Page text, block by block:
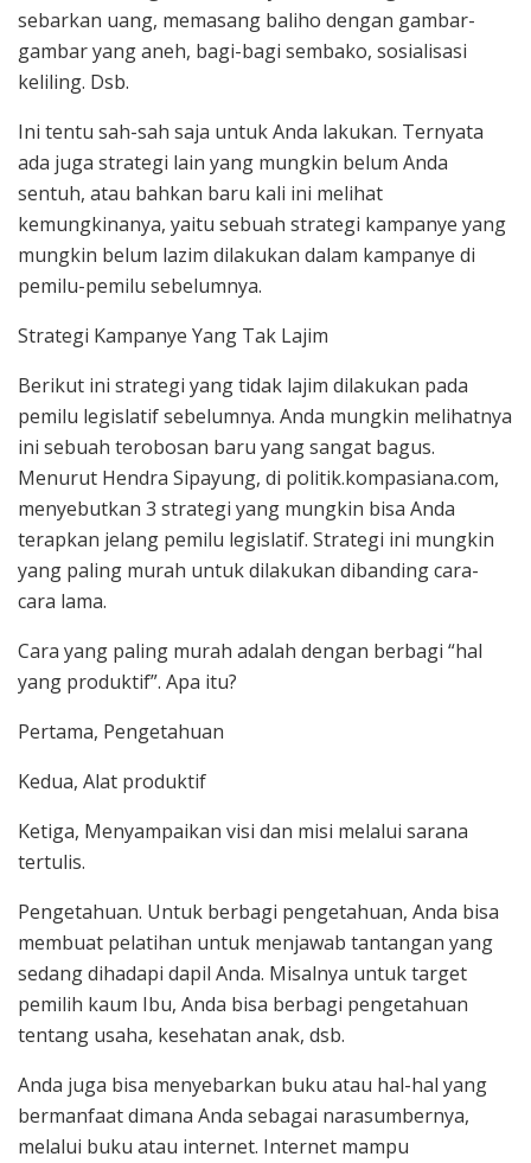
sebarkan uang, memasang baliho dengan gambar-
gambar yang aneh, bagi-bagi sembako, sosialisasi
keliling. Dsb.
Ini tentu sah-sah saja untuk Anda lakukan. Ternyata
ada juga strategi lain yang mungkin belum Anda
sentuh, atau bahkan baru kali ini melihat
kemungkinanya, yaitu sebuah strategi kampanye yang
mungkin belum lazim dilakukan dalam kampanye di
pemilu-pemilu sebelumnya.
Strategi Kampanye Yang Tak Lajim
Berikut ini strategi yang tidak lajim dilakukan pada
pemilu legislatif sebelumnya. Anda mungkin melihatnya
ini sebuah terobosan baru yang sangat bagus.
Menurut Hendra Sipayung, di politik.kompasiana.com,
menyebutkan 3 strategi yang mungkin bisa Anda
terapkan jelang pemilu legislatif. Strategi ini mungkin
yang paling murah untuk dilakukan dibanding cara-
cara lama.
Cara yang paling murah adalah dengan berbagi “hal
yang produktif”. Apa itu?
Pertama, Pengetahuan
Kedua, Alat produktif
Ketiga, Menyampaikan visi dan misi melalui sarana
tertulis.
Pengetahuan. Untuk berbagi pengetahuan, Anda bisa
membuat pelatihan untuk menjawab tantangan yang
sedang dihadapi dapil Anda. Misalnya untuk target
pemilih kaum Ibu, Anda bisa berbagi pengetahuan
tentang usaha, kesehatan anak, dsb.
Anda juga bisa menyebarkan buku atau hal-hal yang
bermanfaat dimana Anda sebagai narasumbernya,
melalui buku atau internet. Internet mampu